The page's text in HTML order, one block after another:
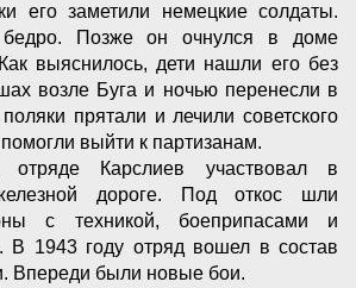
его заметили немецкие солдаты.
Позже он очнулся в доме
выяснилось, дети нашли его без
возле Буга и ночью перенесли в
прятали и лечили советского
выйти к партизанам.
отряде Карслиев участвовал в
дороге. Под откос шли
с техникой, боеприпасами и
В 1943 году отряд вошел в состав
Впереди были новые бои.